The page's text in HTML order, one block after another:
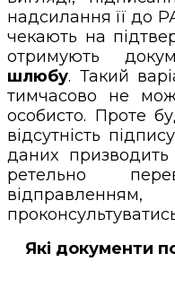
надсилання її до
чекають на
отримують
шлюбу. Такий
тимчасово не
особисто. Проте
відсутність
даних
ретельно
Які документи